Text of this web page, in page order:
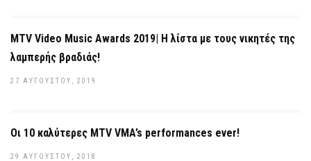
MTV Video Music Awards 2019| Η λίστα με τους νικητές της
λαμπερής βραδιάς!
27 ΑΥΓΟΎΣΤΟΥ, 2019
Οι 10 καλύτερες MTV VMA’s performances ever!
29 ΑΥΓΟΎΣΤΟΥ, 2018